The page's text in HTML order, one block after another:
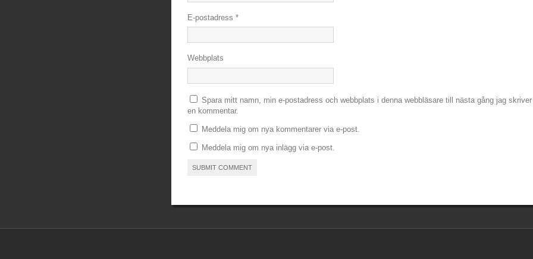
E-postadress *
Webbplats
Spara mitt namn, min e-postadress och webbplats i denna webbläsare till nästa gång jag skriver
en kommentar.
Meddela mig om nya kommentarer via e-post.
Meddela mig om nya inlägg via e-post.